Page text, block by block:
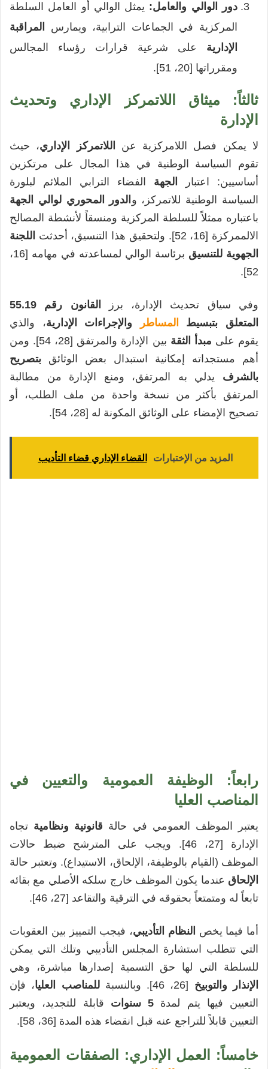
دور الوالي والعامل: يمثل الوالي أو العامل السلطة
المركزية في الجماعات الترابية، ويمارس
المراقبة
الإدارية على شرعية قرارات رؤساء المجالس
ومقرراتها [20، 51].
ثالثاً: ميثاق اللاتمركز الإداري وتحديث
الإدارة
لا يمكن فصل اللامركزية عن اللاتمركز الإداري، حيث
تقوم السياسة الوطنية في هذا المجال على مرتكزين
أساسيين: اعتبار
الجهة الفضاء الترابي الملائم لبلورة
السياسة الوطنية للاتمركز، و الدور المحوري لوالي الجهة
باعتباره ممثلاً للسلطة المركزية ومنسقاً لأنشطة المصالح
الالممركزة [16، 52]. ولتحقيق هذا التنسيق، أحدثت
اللجنة
الجهوية للتنسيق
برئاسة الوالي لمساعدته في مهامه [16،
52].
وفي سياق تحديث الإدارة، برز
القانون رقم 55.19
المتعلق بتبسيط
المساطر والإجراءات الإدارية، والذي
يقوم على مبدأ الثقة
بين الإدارة والمرتفق [28، 54]. ومن
أهم مستجداته إمكانية استبدال بعض الوثائق بتصريح
بالشرف يدلي به المرتفق، ومنع الإدارة من مطالبة
المرتفق بأكثر من نسخة واحدة من ملف الطلب، أو
تصحيح الإمضاء على الوثائق المكونة له [28، 54].
المزيد من الإختبارات القضاء الإداري قضاء التأديب
رابعاً: الوظيفة العمومية والتعيين في
المناصب العليا
يعتبر الموظف العمومي في حالة قانونية ونظامية تجاه
الإدارة [27، 46]. ويجب على المترشح ضبط حالات
الموظف (القيام بالوظيفة، الإلحاق، الاستيداع). وتعتبر حالة
الإلحاق عندما يكون الموظف خارج سلكه الأصلي مع بقائه
تابعاً له ومتمتعاً بحقوقه في الترقية والتقاعد [27، 46].
أما فيما يخص النظام التأديبي، فيجب التمييز بين العقوبات
التي تتطلب استشارة المجلس التأديبي وتلك التي يمكن
للسلطة التي لها حق التسمية إصدارها مباشرة، وهي
الإنذار والتوبيخ [26، 46]. وبالنسبة للمناصب العليا، فإن
التعيين فيها يتم لمدة 5 سنوات
قابلة للتجديد، ويعتبر
التعيين قابلاً للتراجع عنه قبل انقضاء هذه المدة [36، 58].
خامساً: العمل الإداري: الصفقات العمومية